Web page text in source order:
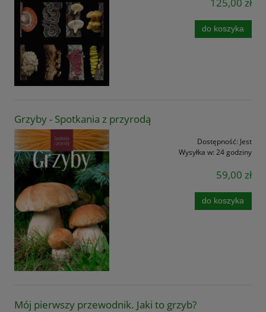
do koszyka
Grzyby - Spotkania z przyrodą
Dostępność: Jest
Wysyłka w: 24 godziny
59,00 zł
do koszyka
Mój pierwszy przewodnik. Jaki to grzyb?